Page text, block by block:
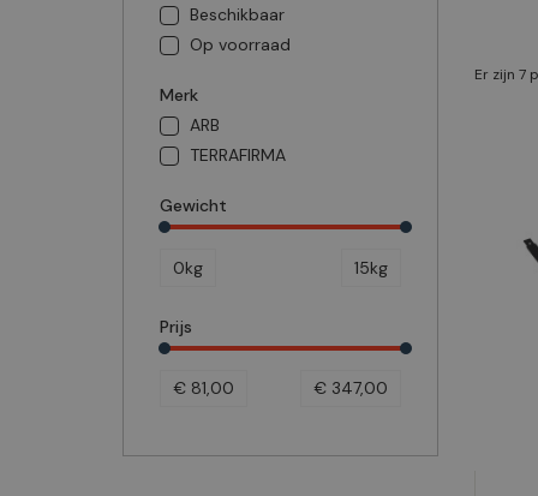
Beschikbaar
Op voorraad
Merk
ARB
TERRAFIRMA
Gewicht
0kg 15kg
Prijs
€ 81,00 € 347,00
Er zijn 7